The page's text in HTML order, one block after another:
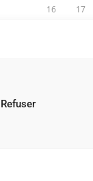
Refuser
16 17